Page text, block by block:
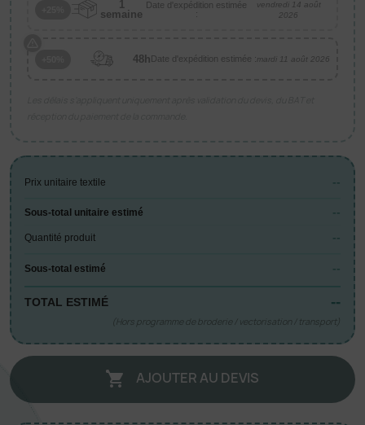
1
semaine
Date d'expédition estimée
:
vendredi 14 août
2026
48h Date d'expédition estimée :mardi 11 août 2026
Prix unitaire textile --
Sous-total unitaire estimé --
Quantité produit --
Sous-total estimé --
TOTAL ESTIMÉ --
(Hors programme de broderie / vectorisation / transport)
 AJOUTER AU DEVIS